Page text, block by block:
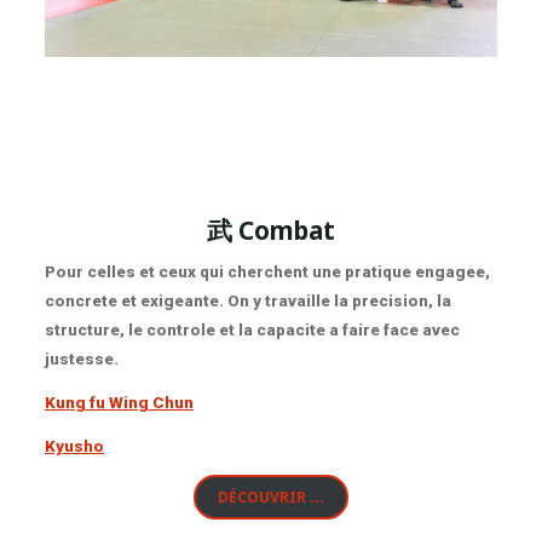
武 Combat
Pour celles et ceux qui cherchent une pratique engagee,
concrete et exigeante. On y travaille la precision, la
structure, le controle et la capacite a faire face avec
justesse.
Kung fu Wing Chun
Kyusho
DÉCOUVRIR …